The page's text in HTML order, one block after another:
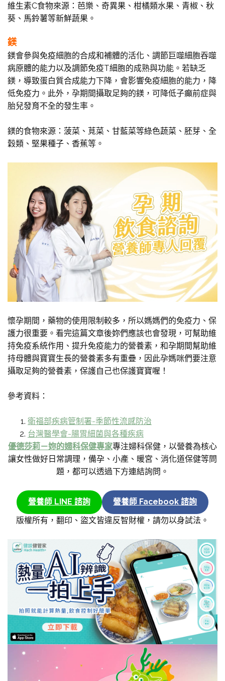
維生素C食物來源：芭樂、奇異果、柑橘類水果、青椒、秋
葵、馬鈴薯等新鮮蔬果。
鎂
鎂會參與免疫細胞的合成和補體的活化、調節巨噬細胞吞噬
病原體的能力以及調節免疫T細胞的成熟與功能。若缺乏
鎂，導致蛋白質合成能力下降，會影響免疫細胞的能力，降
低免疫力。此外，孕期間攝取足夠的鎂，可降低子癲前症與
胎兒發育不全的發生率。
鎂的食物來源：菠菜、莧菜、甘藍菜等綠色蔬菜、胚芽、全
穀類、堅果種子、香蕉等。
懷孕期間，藥物的使用限制較多，所以媽媽們的免疫力、保
護力很重要。看完這篇文章後妳們應該也會發現，可幫助維
持免疫系統作用、提升免疫能力的營養素，和孕期間幫助維
持母體與寶寶生長的營養素多有重疊，因此孕媽咪們要注意
攝取足夠的營養素，保護自己也保護寶寶喔！
參考資料：
衛福部疾病管制署-季節性流感防治
台灣醫學會-腸胃細菌與各種疾病
優德莎莉－妳的婦科保健專家專注婦科保健，以營養為核心
讓女性做好日常調理，備孕、小產、暖宮、消化道保健等問
題，都可以透過下方連結詢問。
營養師 LINE 諮詢
營養師 Facebook 諮詢
版權所有，翻印、盜文皆違反智財權，請勿以身試法。